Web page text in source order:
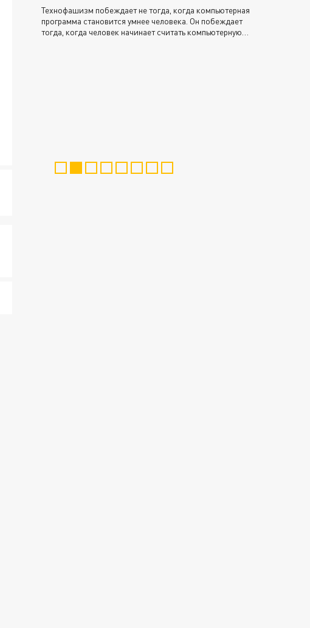
Технофашизм побеждает не тогда, когда компьютерная
программа становится умнее человека. Он побеждает
тогда, когда человек начинает считать компьютерную